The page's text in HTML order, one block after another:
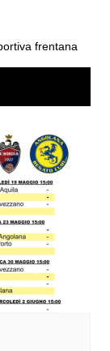
frentana